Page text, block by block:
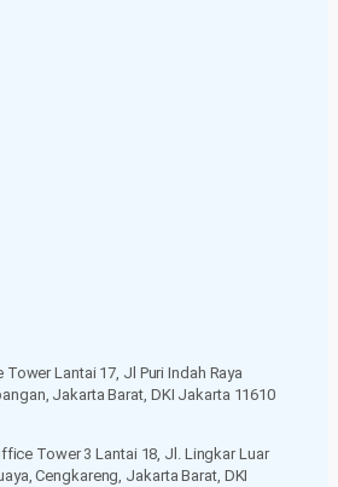
Lantai 17, Jl Puri Indah Raya
Jakarta Barat, DKI Jakarta 11610
Tower 3 Lantai 18, Jl. Lingkar Luar
Cengkareng, Jakarta Barat, DKI